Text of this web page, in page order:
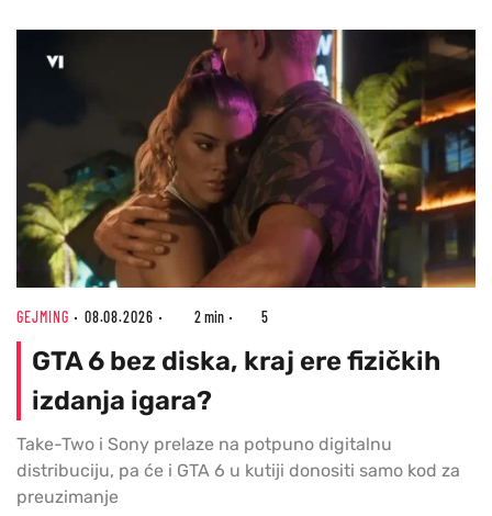
GEJMING 08.08.2026 2 min 5
GTA 6 bez diska, kraj ere fizičkih
izdanja igara?
Take-Two i Sony prelaze na potpuno digitalnu
distribuciju, pa će i GTA 6 u kutiji donositi samo kod za
preuzimanje